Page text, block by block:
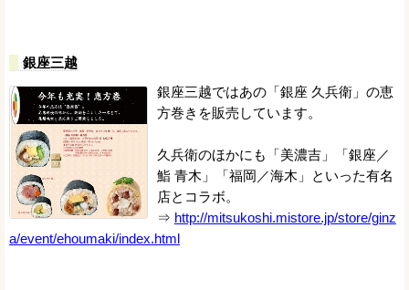
銀座三越
銀座三越ではあの「銀座 久兵衛」の恵
方巻きを販売しています。
久兵衛のほかにも「美濃吉」「銀座／
鮨 青木」「福岡／海木」といった有名
店とコラボ。
⇒ http://mitsukoshi.mistore.jp/store/ginz
a/event/ehoumaki/index.html